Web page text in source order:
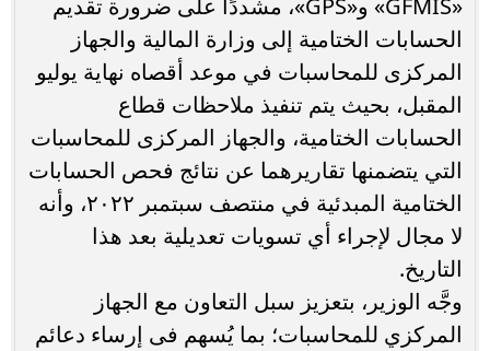
«GFMIS» و«GPS»، مشددًا على ضرورة تقديم
الحسابات الختامية إلى وزارة المالية والجهاز
المركزى للمحاسبات في موعد أقصاه نهاية يوليو
المقبل، بحيث يتم تنفيذ ملاحظات قطاع
الحسابات الختامية، والجهاز المركزى للمحاسبات
التي يتضمنها تقاريرهما عن نتائج فحص الحسابات
الختامية المبدئية في منتصف سبتمبر ٢٠٢٢، وأنه
لا مجال لإجراء أي تسويات تعديلية بعد هذا
التاريخ.
وجَّه الوزير، بتعزيز سبل التعاون مع الجهاز
المركزي للمحاسبات؛ بما يُسهم فى إرساء دعائم